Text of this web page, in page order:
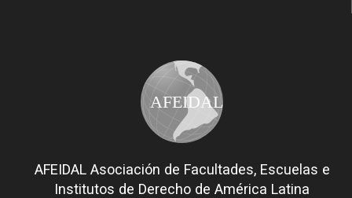
AFEIDAL
AFEIDAL Asociación de Facultades, Escuelas e
Institutos de Derecho de América Latina